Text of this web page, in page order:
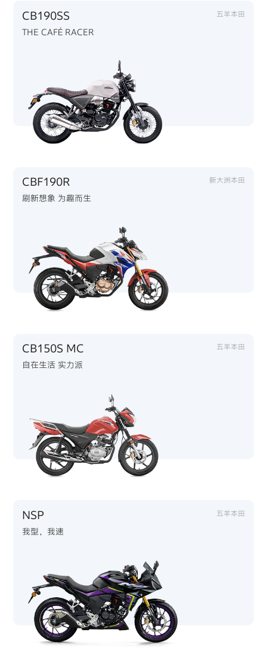
CB190SS 五羊本田
THE CAFÉ RACER
CBF190R 新大洲本田
刷新想象 为趣而生
CB150S MC 五羊本田
自在生活 实力派
NSP 五羊本田
我型，我速